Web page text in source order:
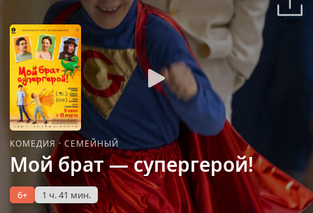
КОМЕДИЯ· СЕМЕЙНЫЙ
Мой брат — супергерой!
6+ 1 ч. 41 мин.